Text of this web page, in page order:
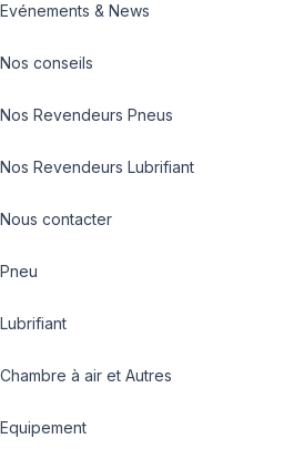
Evénements & News
Nos conseils
Nos Revendeurs Pneus
Nos Revendeurs Lubrifiant
Nous contacter
Pneu
Lubrifiant
Chambre à air et Autres
Equipement